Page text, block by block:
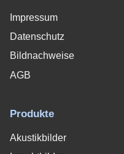
Impressum
Datenschutz
Bildnachweise
AGB
Produkte
Akustikbilder